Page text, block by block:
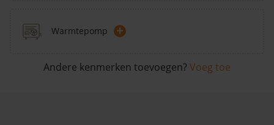
Warmtepomp +
Andere kenmerken toevoegen? Voeg toe